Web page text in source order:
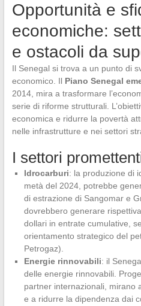
Opportunità e
economiche:
e ostacoli da
Il Senegal si trova a un punto di
economico. Il Piano Senegal
2014, mira a trasformare
serie di riforme strutturali.
economica e ridurre la povertà
nelle infrastrutture e nei settori
I settori
Idrocarburi: la produzione di
metà del 2024, potrebbe
di estrazione di Sangomar e
dovrebbero generare
dollari in entrate cumulative,
orientamento strategico del
Petrogaz).
Energie rinnovabili: il
delle energie rinnovabili.
partner internazionali, mirano
e a ridurre la dipendenza dai